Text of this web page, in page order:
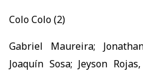
Colo Colo (2)
Gabriel Maureira;
Joaquín Sosa; Jeyson